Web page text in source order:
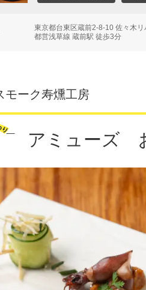
東京都台東区蔵前2-8-10 佐々木
都営浅草線 蔵前駅 徒歩3分
モーク寿燻工房
アミューズ